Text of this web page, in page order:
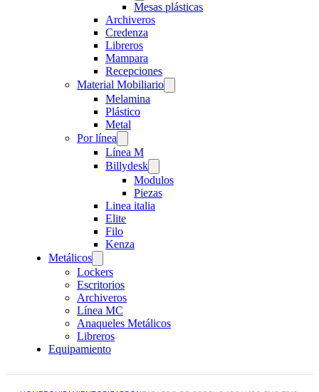
Mesas plásticas
Archiveros
Credenza
Libreros
Mampara
Recepciones
Material Mobiliario
Melamina
Plástico
Metal
Por línea
Línea M
Billydesk
Modulos
Piezas
Linea italia
Elite
Filo
Kenza
Metálicos
Lockers
Escritorios
Archiveros
Línea MC
Anaqueles Metálicos
Libreros
Equipamiento